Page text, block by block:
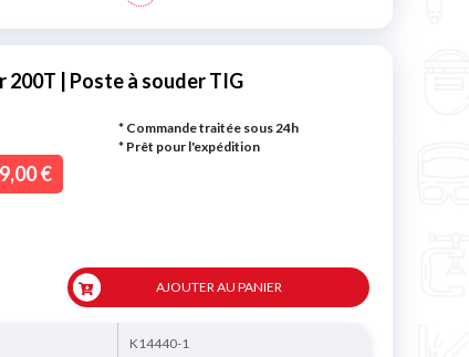
200T | Poste à souder TIG
€
* Commande traitée sous 24h
* Prêt pour l'expédition
AJOUTER AU PANIER
K14440-1